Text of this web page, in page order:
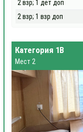
2 взр; 1 дет доп
2 взр; 1 взр доп
Категория 1В
Мест 2